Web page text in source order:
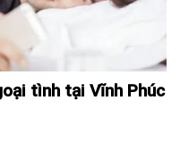
tình tại Vĩnh Phúc